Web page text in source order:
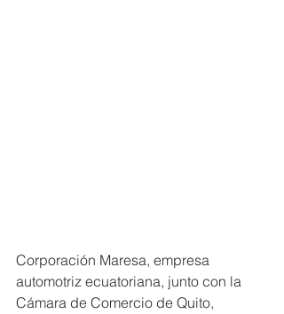
Corporación Maresa, empresa
automotriz ecuatoriana, junto con la
Cámara de Comercio de Quito,